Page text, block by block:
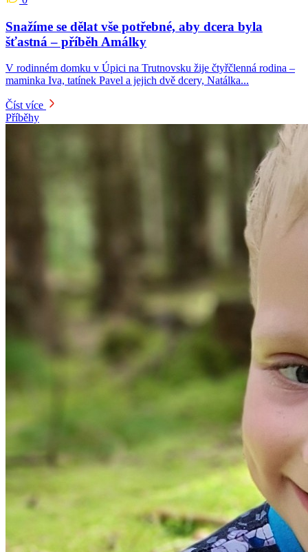
Snažíme se dělat vše potřebné, aby dcera byla
šťastná – příběh Amálky
V rodinném domku v Úpici na Trutnovsku žije čtyřčlenná rodina –
maminka Iva, tatínek Pavel a jejich dvě dcery, Natálka...
Číst více
Příběhy